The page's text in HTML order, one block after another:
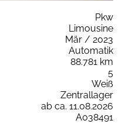
Pkw
Limousine
Mär / 2023
Automatik
88.781 km
5
Weiß
Zentrallager
ab ca. 11.08.2026
A038491